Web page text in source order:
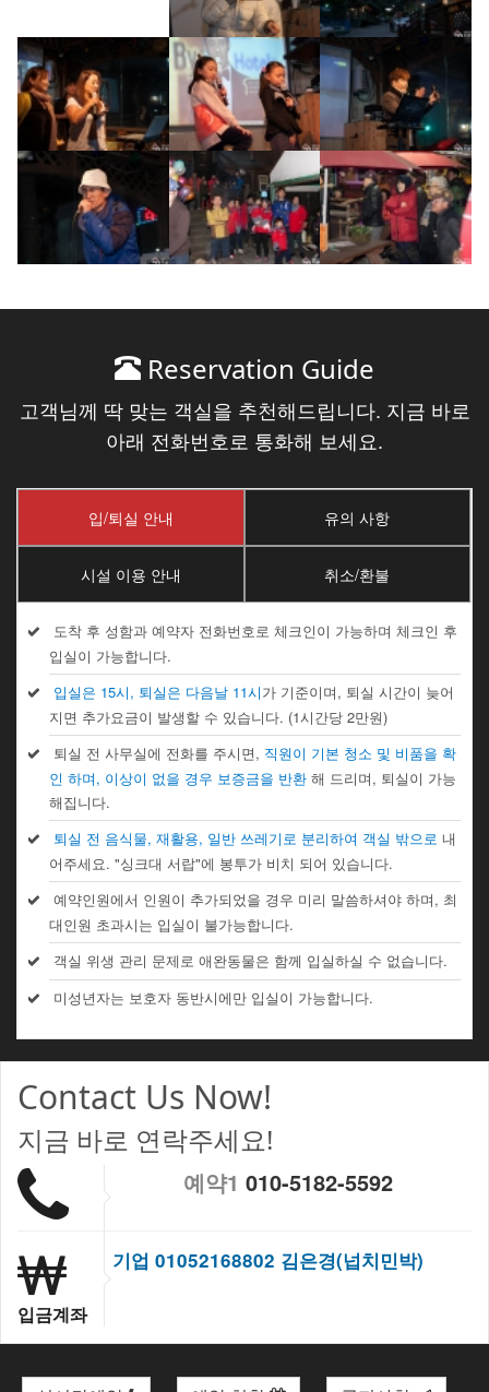
Reservation Guide
고객님께 딱 맞는 객실을 추천해드립니다. 지금 바로
아래 전화번호로 통화해 보세요.
입/퇴실 안내 유의 사항
시설 이용 안내 취소/환불
도착 후 성함과 예약자 전화번호로 체크인이 가능하며 체크인 후
입실이 가능합니다.
입실은 15시, 퇴실은 다음날 11시가 기준이며, 퇴실 시간이 늦어
지면 추가요금이 발생할 수 있습니다. (1시간당 2만원)
퇴실 전 사무실에 전화를 주시면, 직원이 기본 청소 및 비품을 확
인 하며, 이상이 없을 경우 보증금을 반환해 드리며, 퇴실이 가능
해집니다.
퇴실 전 음식물, 재활용, 일반 쓰레기로 분리하여 객실 밖으로 내
어주세요. "싱크대 서랍"에 봉투가 비치 되어 있습니다.
예약인원에서 인원이 추가되었을 경우 미리 말씀하셔야 하며, 최
대인원 초과시는 입실이 불가능합니다.
객실 위생 관리 문제로 애완동물은 함께 입실하실 수 없습니다.
미성년자는 보호자 동반시에만 입실이 가능합니다.
Contact Us Now!
지금 바로 연락주세요!
예약1 010-5182-5592
입금계좌
기업 01052168802 김은경(넙치민박)